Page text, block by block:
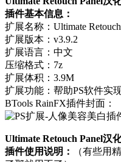
插件基本信息：
扩展名称：Ultimate Retouch
扩展版本：v3.9.2
扩展语言：中文
压缩格式：7z
扩展体积：3.9M
扩展功能：帮助PS软件实
BTools RainFX插件封面：
Ultimate Retouch Panel汉
插件使用说明：
（有些用